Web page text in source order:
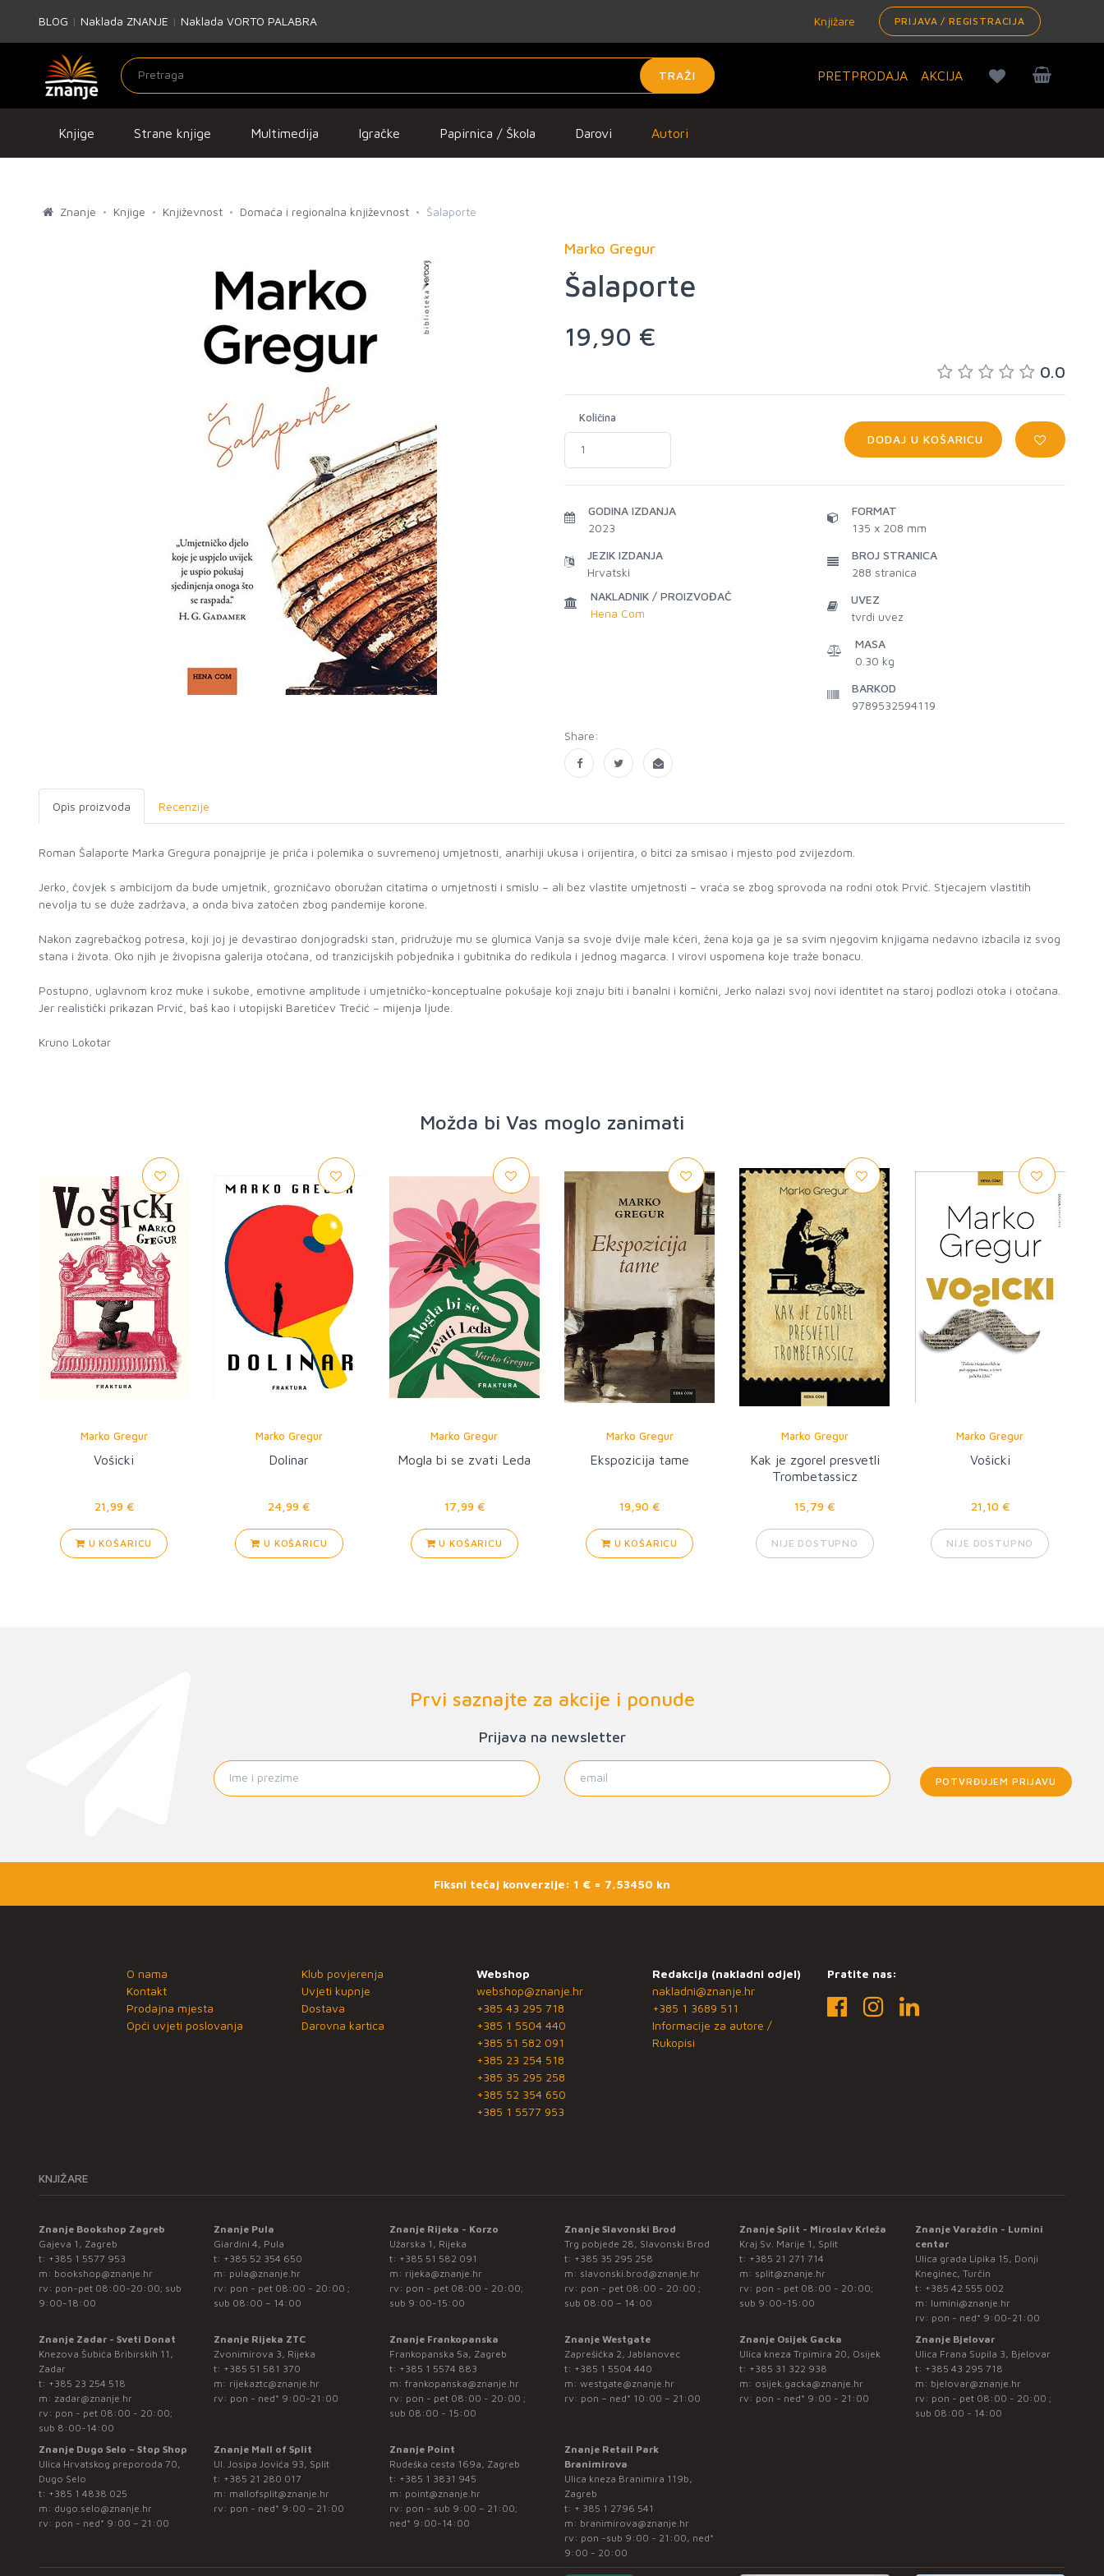
BLOG | Naklada ZNANJE | Naklada VORTO PALABRA Knjižare PRIJAVA / REGISTRACIJA
TRAŽI PRETPRODAJA AKCIJA
Knjige Strane knjige Multimedija Igračke Papirnica / Škola Darovi Autori
Znanje Knjige Književnost Domaća i regionalna književnost Šalaporte
Marko Gregur
Šalaporte
19,90 €
0.0
Količina
DODAJ U KOŠARICU
GODINA IZDANJA
2023
JEZIK IZDANJA
Hrvatski
NAKLADNIK / PROIZVOĐAČ
Hena Com
FORMAT
135 x 208 mm
BROJ STRANICA
288 stranica
UVEZ
tvrdi uvez
MASA
0.30 kg
BARKOD
9789532594119
Share:
Opis proizvoda Recenzije
Roman Šalaporte Marka Gregura ponajprije je priča i polemika o suvremenoj umjetnosti, anarhiji ukusa i orijentira, o bitci za smisao i mjesto pod zvijezdom.
Jerko, čovjek s ambicijom da bude umjetnik, grozničavo oboružan citatima o umjetnosti i smislu – ali bez vlastite umjetnosti – vraća se zbog sprovoda na rodni otok Prvić. Stjecajem vlastitih
nevolja tu se duže zadržava, a onda biva zatočen zbog pandemije korone.
Nakon zagrebačkog potresa, koji joj je devastirao donjogradski stan, pridružuje mu se glumica Vanja sa svoje dvije male kćeri, žena koja ga je sa svim njegovim knjigama nedavno izbacila iz svog
stana i života. Oko njih je živopisna galerija otočana, od tranzicijskih pobjednika i gubitnika do redikula i jednog magarca. I virovi uspomena koje traže bonacu.
Postupno, uglavnom kroz muke i sukobe, emotivne amplitude i umjetničko-konceptualne pokušaje koji znaju biti i banalni i komični, Jerko nalazi svoj novi identitet na staroj podlozi otoka i otočana.
Jer realistički prikazan Prvić, baš kao i utopijski Baretićev Trećić – mijenja ljude.
Kruno Lokotar
Možda bi Vas moglo zanimati
Marko Gregur
Vošicki
21,99 €
U KOŠARICU
Marko Gregur
Dolinar
24,99 €
U KOŠARICU
Marko Gregur
Mogla bi se zvati Leda
17,99 €
U KOŠARICU
Marko Gregur
Ekspozicija tame
19,90 €
U KOŠARICU
Marko Gregur
Kak je zgorel presvetli
Trombetassicz
15,79 €
NIJE DOSTUPNO
Marko Gregur
Vošicki
21,10 €
NIJE DOSTUPNO
Prvi saznajte za akcije i ponude
Prijava na newsletter
POTVRĐUJEM PRIJAVU
Fiksni tečaj konverzije: 1 € = 7,53450 kn
O nama
Kontakt
Prodajna mjesta
Opći uvjeti poslovanja
Klub povjerenja
Uvjeti kupnje
Dostava
Darovna kartica
Webshop
webshop@znanje.hr
+385 43 295 718
+385 1 5504 440
+385 51 582 091
+385 23 254 518
+385 35 295 258
+385 52 354 650
+385 1 5577 953
Redakcija (nakladni odjel)
nakladni@znanje.hr
+385 1 3689 511
Informacije za autore /
Rukopisi
Pratite nas:
KNJIŽARE
Znanje Bookshop Zagreb
Gajeva 1, Zagreb
t: +385 1 5577 953
m: bookshop@znanje.hr
rv: pon-pet 08:00-20:00; sub
9:00-18:00
Znanje Pula
Giardini 4, Pula
t: +385 52 354 650
m: pula@znanje.hr
rv: pon - pet 08:00 - 20:00 ;
sub 08:00 – 14:00
Znanje Rijeka - Korzo
Užarska 1, Rijeka
t: +385 51 582 091
m: rijeka@znanje.hr
rv: pon - pet 08:00 - 20:00;
sub 9:00-15:00
Znanje Slavonski Brod
Trg pobjede 28, Slavonski Brod
t: +385 35 295 258
m: slavonski.brod@znanje.hr
rv: pon - pet 08:00 - 20:00 ;
sub 08:00 – 14:00
Znanje Split - Miroslav Krleža
Kraj Sv. Marije 1, Split
t: +385 21 271 714
m: split@znanje.hr
rv: pon - pet 08:00 - 20:00;
sub 9:00-15:00
Znanje Varaždin - Lumini
centar
Ulica grada Lipika 15, Donji
Kneginec, Turčin
t: +385 42 555 002
m: lumini@znanje.hr
rv: pon - ned* 9:00-21:00
Znanje Zadar - Sveti Donat
Knezova Šubića Bribirskih 11,
Zadar
t: +385 23 254 518
m: zadar@znanje.hr
rv: pon - pet 08:00 - 20:00;
sub 8:00-14:00
Znanje Rijeka ZTC
Zvonimirova 3, Rijeka
t: +385 51 581 370
m: rijekaztc@znanje.hr
rv: pon - ned* 9:00-21:00
Znanje Frankopanska
Frankopanska 5a, Zagreb
t: +385 1 5574 883
m: frankopanska@znanje.hr
rv: pon - pet 08:00 - 20:00 ;
sub 08:00 - 15:00
Znanje Westgate
Zaprešićka 2, Jablanovec
t: +385 1 5504 440
m: westgate@znanje.hr
rv: pon – ned* 10:00 – 21:00
Znanje Osijek Gacka
Ulica kneza Trpimira 20, Osijek
t: +385 31 322 938
m: osijek.gacka@znanje.hr
rv: pon - ned* 9:00 - 21:00
Znanje Bjelovar
Ulica Frana Supila 3, Bjelovar
t: +385 43 295 718
m: bjelovar@znanje.hr
rv: pon - pet 08:00 - 20:00 ;
sub 08:00 - 14:00
Znanje Dugo Selo – Stop Shop
Ulica Hrvatskog preporoda 70,
Dugo Selo
t: +385 1 4838 025
m: dugo.selo@znanje.hr
rv: pon - ned* 9:00 – 21:00
Znanje Mall of Split
Ul. Josipa Jovića 93, Split
t: +385 21 280 017
m: mallofsplit@znanje.hr
rv: pon - ned* 9:00 – 21:00
Znanje Point
Rudeška cesta 169a, Zagreb
t: +385 1 3831 945
m: point@znanje.hr
rv: pon - sub 9:00 – 21:00;
ned* 9:00-14:00
Znanje Retail Park
Branimirova
Ulica kneza Branimira 119b,
Zagreb
t: + 385 1 2796 541
m: branimirova@znanje.hr
rv: pon -sub 9:00 - 21:00, ned*
9:00 - 20:00